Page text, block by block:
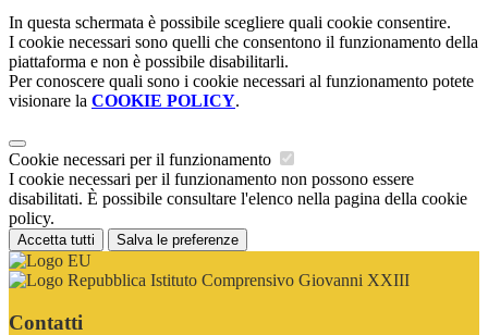
In questa schermata è possibile scegliere quali cookie consentire.
I cookie necessari sono quelli che consentono il funzionamento della
piattaforma e non è possibile disabilitarli.
Per conoscere quali sono i cookie necessari al funzionamento potete
visionare la COOKIE POLICY.
Cookie necessari per il funzionamento
I cookie necessari per il funzionamento non possono essere
disabilitati. È possibile consultare l'elenco nella pagina della cookie
policy.
Accetta tutti Salva le preferenze
Istituto Comprensivo Giovanni XXIII
Contatti